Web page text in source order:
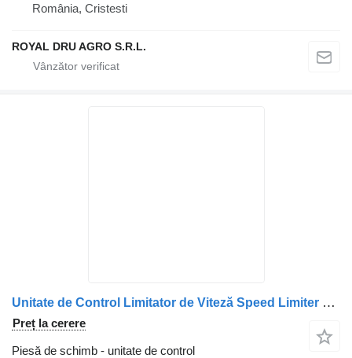
România, Cristesti
ROYAL DRU AGRO S.R.L.
Unitate de Control Limitator de Viteză Speed Limiter 12/24V pentru camion VDO 412.405/007/001
Preț la cerere
Piesă de schimb - unitate de control